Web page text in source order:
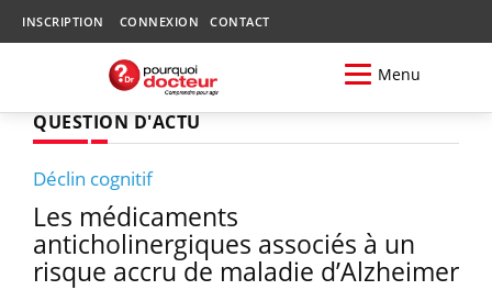
INSCRIPTION CONNEXION CONTACT
Menu
QUESTION D'ACTU
Déclin cognitif
Les médicaments
anticholinergiques associés à un
risque accru de maladie d’Alzheimer